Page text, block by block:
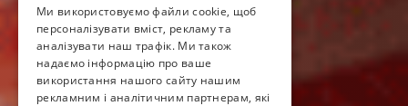
Ми використовуємо файли cookie, щоб
персоналізувати вміст, рекламу та
аналізувати наш трафік. Ми також
надаємо інформацію про ваше
використання нашого сайту нашим
рекламним і аналітичним партнерам, які